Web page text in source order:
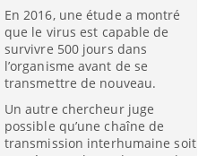
En 2016, une étude a montré
que le virus est capable de
survivre 500 jours dans
l’organisme avant de se
transmettre de nouveau.
Un autre chercheur juge
possible qu’une chaîne de
transmission interhumaine soit